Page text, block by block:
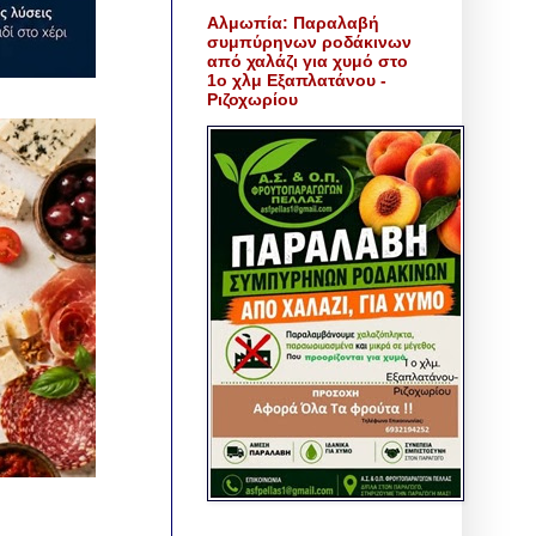
Αλμωπία: Παραλαβή
συμπύρηνων ροδάκινων
από χαλάζι για χυμό στο
1ο χλμ Εξαπλατάνου -
Ριζοχωρίου